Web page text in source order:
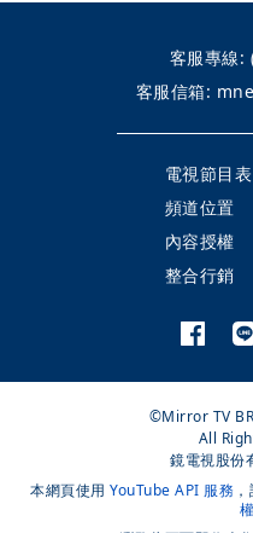
客服專線:
客服信箱:
電視節目表
頻道位置
內容授權
整合行銷
©Mirror TV
All
鏡電視股份
本網頁使用 YouTube API 服務